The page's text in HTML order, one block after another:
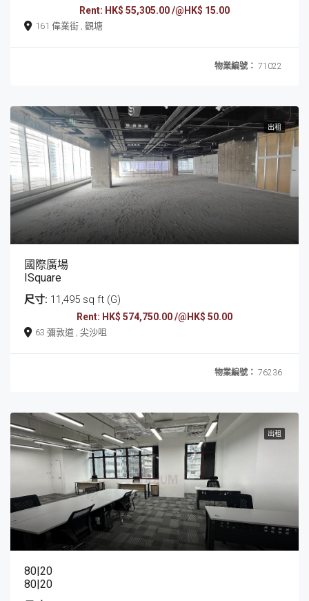
Rent: HK$ 55,305.00 /@HK$ 15.00
161 偉業街 , 觀塘
物業編號： 71022
出租
國際廣場
ISquare
尺寸: 11,495 sq ft (G)
Rent: HK$ 574,750.00 /@HK$ 50.00
63 彌敦道 , 尖沙咀
物業編號： 76236
出租
80|20
80|20